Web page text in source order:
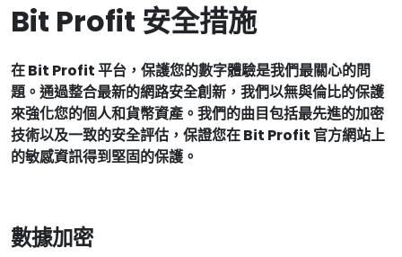
Bit Profit 安全措施
在 Bit Profit 平台，保護您的數字體驗是我們最關心的問
題。通過整合最新的網路安全創新，我們以無與倫比的保護
來強化您的個人和貨幣資產。我們的曲目包括最先進的加密
技術以及一致的安全評估，保證您在 Bit Profit 官方網站上
的敏感資訊得到堅固的保護。
數據加密